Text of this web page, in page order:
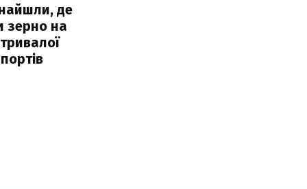
де
зерно на